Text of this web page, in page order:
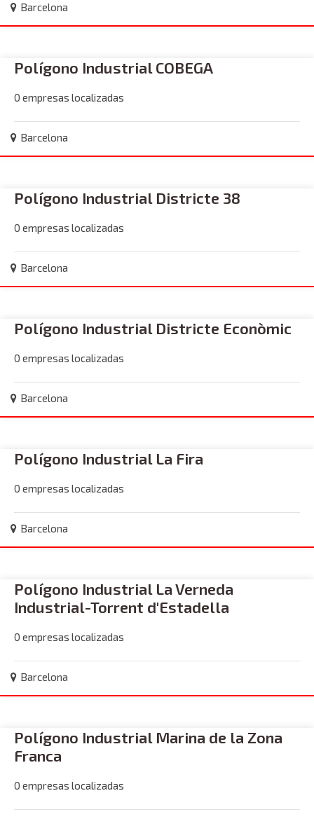
Barcelona
Polígono Industrial COBEGA
0 empresas localizadas
Barcelona
Polígono Industrial Districte 38
0 empresas localizadas
Barcelona
Polígono Industrial Districte Econòmic
0 empresas localizadas
Barcelona
Polígono Industrial La Fira
0 empresas localizadas
Barcelona
Polígono Industrial La Verneda
Industrial-Torrent d'Estadella
0 empresas localizadas
Barcelona
Polígono Industrial Marina de la Zona
Franca
0 empresas localizadas